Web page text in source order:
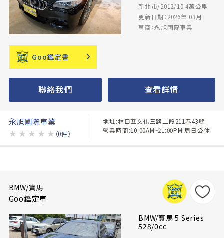
新北市/2012/10.4萬公里
更新日期：2026年 03月
車商：永旭國際車業
Goo鑑定書
聯絡我們 查看詳情
永旭國際車業
★ ★ ★ ★ ★ （0件）
地址:林口區文化三路二段211巷43號
營業時間:10:00AM~21:00PM 周日公休
BMW/寶馬
Goo鑑定車
BMW/寶馬 5 Series
528/0cc